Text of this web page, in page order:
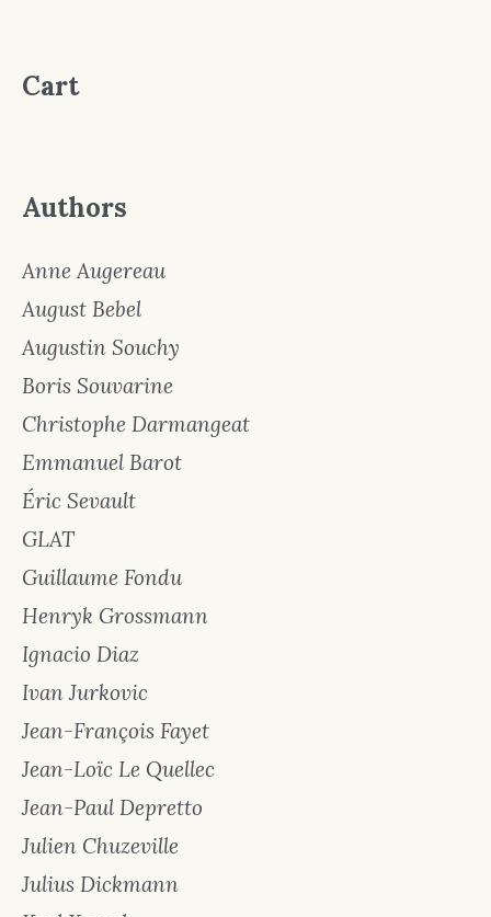
Cart
Authors
Anne Augereau
August Bebel
Augustin Souchy
Boris Souvarine
Christophe Darmangeat
Emmanuel Barot
Éric Sevault
GLAT
Guillaume Fondu
Henryk Grossmann
Ignacio Diaz
Ivan Jurkovic
Jean-François Fayet
Jean-Loïc Le Quellec
Jean-Paul Depretto
Julien Chuzeville
Julius Dickmann